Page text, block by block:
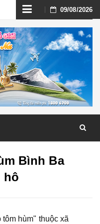
Skip
to
content
09/08/2026
Bình Ba
hô
hùm" thuộc xã